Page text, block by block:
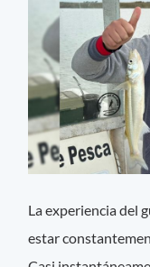
La experiencia del
estar